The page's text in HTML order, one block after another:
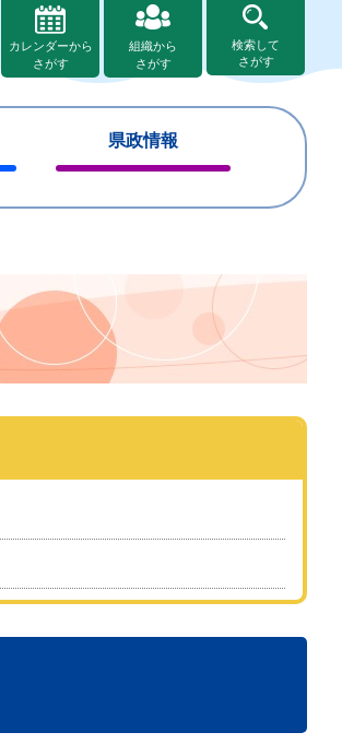
カレンダーから
さがす
組織から
さがす
検索して
さがす
県政情報
じ